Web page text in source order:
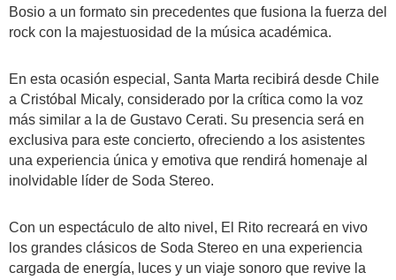
Bosio a un formato sin precedentes que fusiona la fuerza del
rock con la majestuosidad de la música académica.
En esta ocasión especial, Santa Marta recibirá desde Chile
a Cristóbal Micaly, considerado por la crítica como la voz
más similar a la de Gustavo Cerati. Su presencia será en
exclusiva para este concierto, ofreciendo a los asistentes
una experiencia única y emotiva que rendirá homenaje al
inolvidable líder de Soda Stereo.
Con un espectáculo de alto nivel, El Rito recreará en vivo
los grandes clásicos de Soda Stereo en una experiencia
cargada de energía, luces y un viaje sonoro que revive la